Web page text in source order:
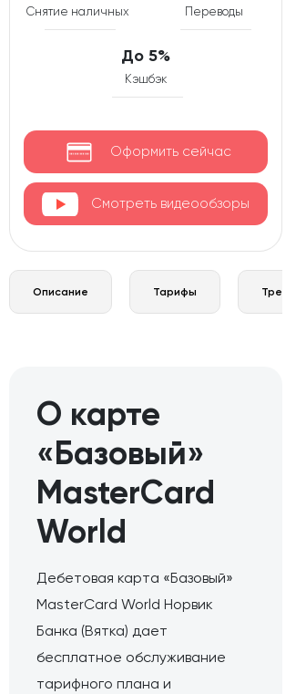
Снятие наличных Переводы
До 5%
Кэшбэк
Оформить сейчас
Смотреть видеообзоры
Описание Тарифы
О карте
«Базовый»
MasterCard
World
Дебетовая карта «Базовый»
MasterCard World Норвик
Банка (Вятка) дает
бесплатное обслуживание
тарифного плана и